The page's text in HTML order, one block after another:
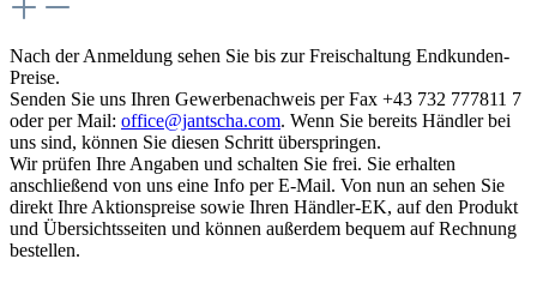
Nach der Anmeldung sehen Sie bis zur Freischaltung Endkunden-
Preise.
Senden Sie uns Ihren Gewerbenachweis per Fax +43 732 777811 7
oder per Mail: office@jantscha.com. Wenn Sie bereits Händler bei
uns sind, können Sie diesen Schritt überspringen.
Wir prüfen Ihre Angaben und schalten Sie frei. Sie erhalten
anschließend von uns eine Info per E-Mail. Von nun an sehen Sie
direkt Ihre Aktionspreise sowie Ihren Händler-EK, auf den Produkt
und Übersichtsseiten und können außerdem bequem auf Rechnung
bestellen.